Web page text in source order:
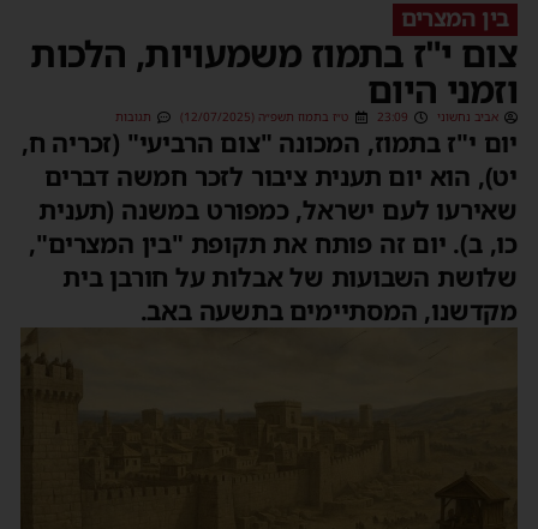
בין המצרים
צום י"ז בתמוז משמעויות, הלכות
וזמני היום
אביב נחשוני 23:09 ט״ז בתמוז תשפ״ה (12/07/2025) תגובות
יום י"ז בתמוז, המכונה "צום הרביעי" (זכריה ח,
יט), הוא יום תענית ציבור לזכר חמשה דברים
שאירעו לעם ישראל, כמפורט במשנה (תענית
כו, ב). יום זה פותח את תקופת "בין המצרים",
שלושת השבועות של אבלות על חורבן בית
מקדשנו, המסתיימים בתשעה באב.